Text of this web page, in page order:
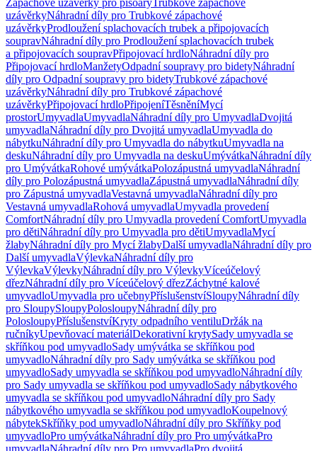
Zápachové uzávěrky pro pisoáryTrubkové zápachové
uzávěrkyNáhradní díly pro Trubkové zápachové
uzávěrkyProdloužení splachovacích trubek a připojovacích
soupravNáhradní díly pro Prodloužení splachovacích trubek
a připojovacích soupravPřipojovací hrdloNáhradní díly pro
Připojovací hrdloManžetyOdpadní soupravy pro bidetyNáhradní
díly pro Odpadní soupravy pro bidetyTrubkové zápachové
uzávěrkyNáhradní díly pro Trubkové zápachové
uzávěrkyPřipojovací hrdloPřipojeníTěsněníMycí
prostorUmyvadlaUmyvadlaNáhradní díly pro UmyvadlaDvojitá
umyvadlaNáhradní díly pro Dvojitá umyvadlaUmyvadla do
nábytkuNáhradní díly pro Umyvadla do nábytkuUmyvadla na
deskuNáhradní díly pro Umyvadla na deskuUmývátkaNáhradní díly
pro UmývátkaRohové umývátkaPolozápustná umyvadlaNáhradní
díly pro Polozápustná umyvadlaZápustná umyvadlaNáhradní díly
pro Zápustná umyvadlaVestavná umyvadlaNáhradní díly pro
Vestavná umyvadlaRohová umyvadlaUmyvadla provedení
ComfortNáhradní díly pro Umyvadla provedení ComfortUmyvadla
pro dětiNáhradní díly pro Umyvadla pro dětiUmyvadlaMycí
žlabyNáhradní díly pro Mycí žlabyDalší umyvadlaNáhradní díly pro
Další umyvadlaVýlevkaNáhradní díly pro
VýlevkaVýlevkyNáhradní díly pro VýlevkyVíceúčelový
dřezNáhradní díly pro Víceúčelový dřezZáchytné kalové
umyvadloUmyvadla pro učebnyPříslušenstvíSloupyNáhradní díly
pro SloupySloupyPolosloupyNáhradní díly pro
PolosloupyPříslušenstvíKryty odpadního ventiluDržák na
ručníkyUpevňovací materiálDekorativní krytySady umyvadla se
skříňkou pod umyvadloSady umývátka se skříňkou pod
umyvadloNáhradní díly pro Sady umývátka se skříňkou pod
umyvadloSady umyvadla se skříňkou pod umyvadloNáhradní díly
pro Sady umyvadla se skříňkou pod umyvadloSady nábytkového
umyvadla se skříňkou pod umyvadloNáhradní díly pro Sady
nábytkového umyvadla se skříňkou pod umyvadloKoupelnový
nábytekSkříňky pod umyvadloNáhradní díly pro Skříňky pod
umyvadloPro umývátkaNáhradní díly pro Pro umývátkaPro
umyvadlaNáhradní díly pro Pro umyvadlaPro dvojitá